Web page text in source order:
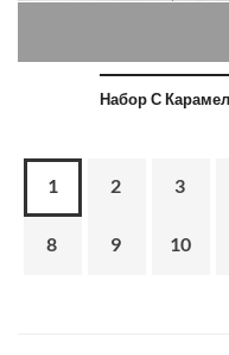
Набор С
1 2 3
8 9 10